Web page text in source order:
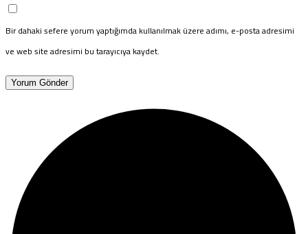
Bir dahaki sefere yorum yaptığımda kullanılmak üzere adımı, e-posta adresimi
ve web site adresimi bu tarayıcıya kaydet.
Yorum Gönder